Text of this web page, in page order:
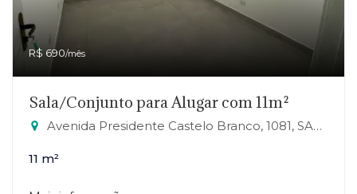
R$ 690/mês
Sala/Conjunto para Alugar com 11m²
Avenida Presidente Castelo Branco, 1081, SALA 24 - Jardim Zaira, Mauá-SP
11 m²